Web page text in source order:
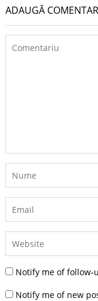
ADAUGĂ
Notify me of follow-
Notify me of new